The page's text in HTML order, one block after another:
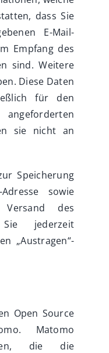
dass Sie
E-Mail-
Empfang des
sind. Weitere
Diese Daten
für den
sie nicht an
Speicherung
sowie
des
jederzeit
„Austragen“-
Open Source
Matomo
die die